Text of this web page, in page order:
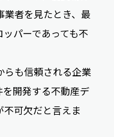
者を見たとき、最
パーであっても不
らも信頼される企業
開発する不動産デ
可欠だと言えま